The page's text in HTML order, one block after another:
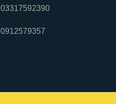
03317592390
0912579357